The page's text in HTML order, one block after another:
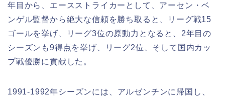
年目から、エースストライカーとして、アーセン・ベ
ンゲル監督から絶大な信頼を勝ち取ると、リーグ戦15
ゴールを挙げ、リーグ3位の原動力となると、2年目の
シーズンも9得点を挙げ、リーグ2位、そして国内カッ
プ戦優勝に貢献した。
1991-1992年シーズンには、アルゼンチンに帰国し、